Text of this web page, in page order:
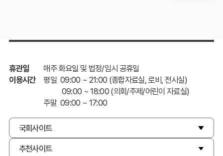
휴관일
매주 화요일 및 법정/임시 공휴일
이용시간
평일 09:00 ~ 21:00 (종합자료실, 로비, 전시실)
09:00 ~ 18:00 (의회/주제/어린이 자료실)
주말 09:00 ~ 17:00
국회사이트
추천사이트